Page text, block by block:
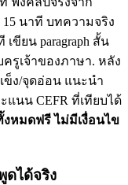
15 นาที บทความจริง
เขียน paragraph สั้น
ครูเจ้าของภาษา. หลัง
ข็ง/จุดอ่อน แนะนำ
นน CEFR ที่เทียบได้
งหมดฟรี ไม่มีเงื่อนไข
ดได้จริง